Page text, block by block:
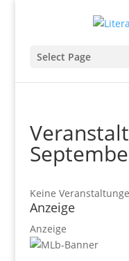
Select Page
Keine
Anzeige
Anzeige